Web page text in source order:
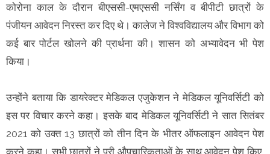
कोरोना काल के दौरान बीएससी-एमएससी नर्सिंग व बीपीटी छात्रों के
पंजीयन आवेदन निरस्त कर दिए थे। कालेज ने विश्वविद्यालय और विभाग को
कई बार पोर्टल खोलने की प्रार्थना की। शासन को अभ्यावेदन भी पेश
किया।
उन्होंने बताया कि डायरेक्टर मेडिकल एजुकेशन ने मेडिकल यूनिवर्सिटी को
इस पर विचार करने कहा। इसके बाद मेडिकल यूनिवर्सिटी ने सात सितंबर
2021 को उक्त 13 छात्रों को तीन दिन के भीतर ऑफलाइन आवेदन पेश
करने कहा। सभी छात्रों ने पूरी औपचारिकताओं के साथ आवेदन पेश किए,